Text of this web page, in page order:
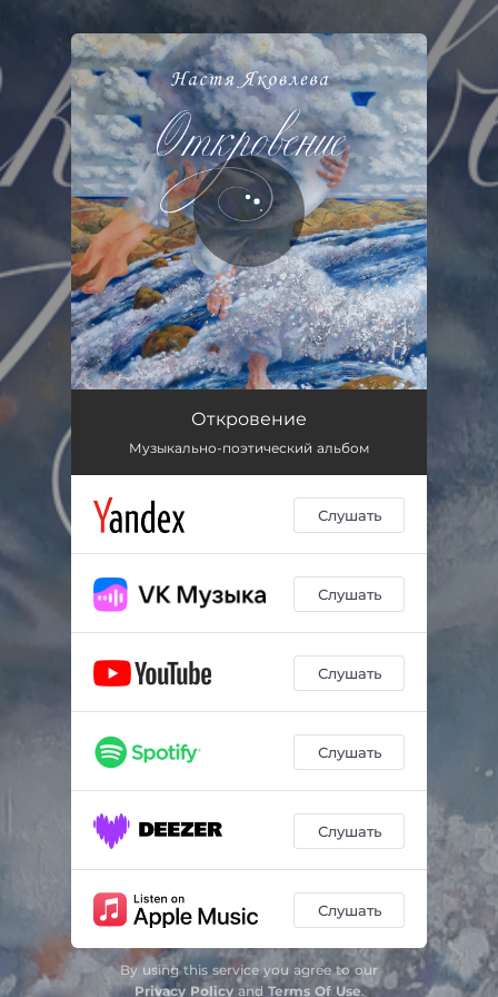
You're all set!
Откровение
Музыкально-поэтический альбом
Слушать
Слушать
Слушать
Слушать
Слушать
Слушать
By using this service you agree to our
Privacy Policyand Terms Of Use.